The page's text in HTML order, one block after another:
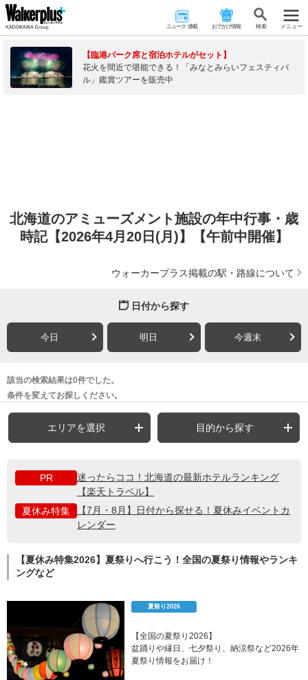
ニュース･連載 おでかけ情報 検 索 メニュー
【臨港パーク席と宿泊ホテルがセット】
花火を間近で堪能できる！「みなとみらいフェスティバ
ル」鑑賞ツアーを販売中
北海道のアミューズメント施設の年中行事・歳
時記【2026年4月20日(月)】【午前中開催】
ウォーカープラス掲載の駅・路線について
日付から探す
今日 明日 今週末
該当の検索結果は0件でした。
条件を変えてお探しください。
エリアを選択 目的から探す
PR
迷ったらココ！北海道の最新ホテルランキング
【楽天トラベル】
夏休み特集
【7月・8月】日付から探せる！夏休みイベントカ
レンダー
【夏休み特集2026】夏祭りへ行こう！全国の夏祭り情報やランキ
ングなど
夏祭り2026
【全国の夏祭り2026】
盆踊りや縁日、七夕祭り、納涼祭など2026年
夏祭り情報をお届け！